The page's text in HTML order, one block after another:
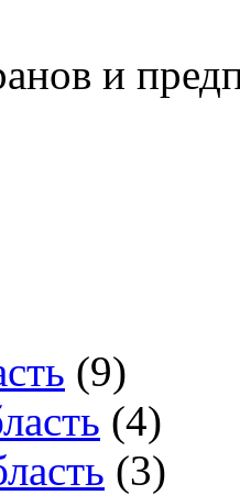
и
(9)
(4)
(3)